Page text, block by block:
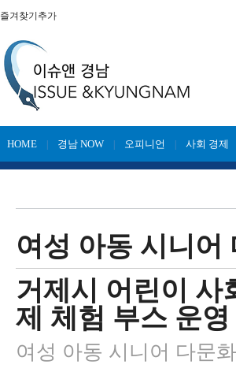
즐겨찾기추가
HOME 경남 NOW 오피니언 사회 경제
여성 아동 시니어
거제시 어린이 사
제 체험 부스 운영
여성 아동 시니어 다문화